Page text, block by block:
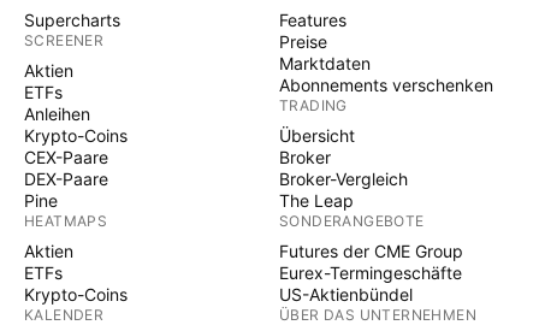
Supercharts
SCREENER
Aktien
ETFs
Anleihen
Krypto-Coins
CEX-Paare
DEX-Paare
Pine
HEATMAPS
Aktien
ETFs
Krypto-Coins
KALENDER
Features
Preise
Marktdaten
Abonnements verschenken
TRADING
Übersicht
Broker
Broker-Vergleich
The Leap
SONDERANGEBOTE
Futures der CME Group
Eurex-Termingeschäfte
US-Aktienbündel
ÜBER DAS UNTERNEHMEN